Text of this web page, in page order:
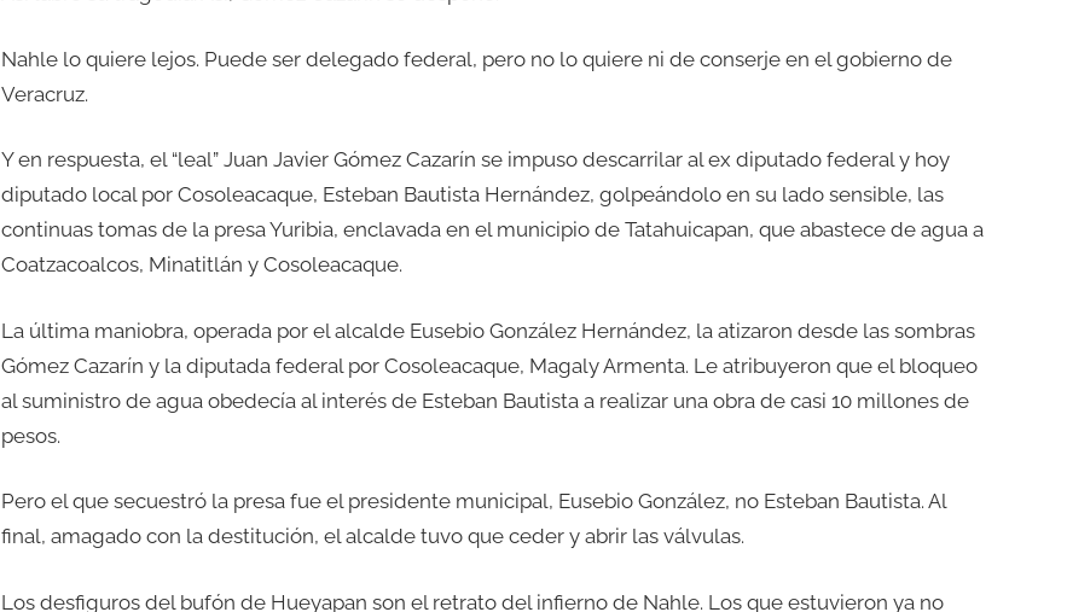
Nahle lo quiere lejos. Puede ser delegado federal, pero no lo quiere ni de conserje en el gobierno de
Veracruz.
Y en respuesta, el “leal” Juan Javier Gómez Cazarín se impuso descarrilar al ex diputado federal y hoy
diputado local por Cosoleacaque, Esteban Bautista Hernández, golpeándolo en su lado sensible, las
continuas tomas de la presa Yuribia, enclavada en el municipio de Tatahuicapan, que abastece de agua a
Coatzacoalcos, Minatitlán y Cosoleacaque.
La última maniobra, operada por el alcalde Eusebio González Hernández, la atizaron desde las sombras
Gómez Cazarín y la diputada federal por Cosoleacaque, Magaly Armenta. Le atribuyeron que el bloqueo
al suministro de agua obedecía al interés de Esteban Bautista a realizar una obra de casi 10 millones de
pesos.
Pero el que secuestró la presa fue el presidente municipal, Eusebio González, no Esteban Bautista. Al
final, amagado con la destitución, el alcalde tuvo que ceder y abrir las válvulas.
Los desfiguros del bufón de Hueyapan son el retrato del infierno de Nahle. Los que estuvieron ya no